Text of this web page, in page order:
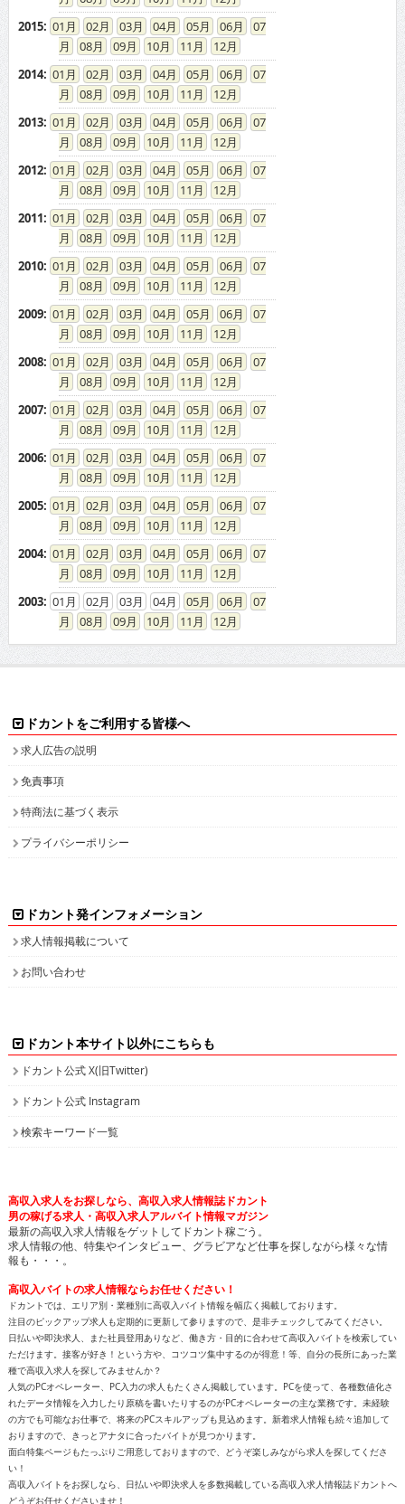
2015: 01 02 03 04 05 06
07
08
09 10 11
12
2014: 01 02 03 04 05 06
07
08
09 10 11
12
2013: 01 02 03 04 05 06
07
08
09 10 11
12
2012: 01 02 03 04 05 06
07
08
09 10 11
12
2011: 01 02 03 04 05 06
07
08
09 10 11
12
2010: 01 02 03 04 05 06
07
08
09 10 11
12
2009: 01 02 03 04 05 06
07
08
09 10 11
12
2008: 01 02 03 04 05 06
07
08
09 10 11
12
2007: 01 02 03 04 05 06
07
08
09 10 11
12
2006: 01 02 03 04 05 06
07
08
09 10 11
12
2005: 01 02 03 04 05 06
07
08
09 10 11
12
2004: 01 02 03 04 05 06
07
08
09 10 11
12
2003: 01 02 03 04 05 06
07
08
09 10 11 12
ドカントをご利用する皆様へ
求人広告の説明
免責事項
特商法に基づく表示
プライバシーポリシー
ドカント発インフォメーション
求人情報掲載について
お問い合わせ
ドカント本サイト以外にこちらも
ドカント公式 X(旧Twitter)
ドカント公式 Instagram
検索キーワード一覧
高収入求人をお探しなら、高収入求人情報誌ドカント
男の稼げる求人・高収入求人アルバイト情報マガジン
最新の高収入求人情報をゲットしてドカント稼ごう。
求人情報の他、特集やインタビュー、グラビアなど仕事を探しながら様々な情
報も・・・。
高収入バイトの求人情報ならお任せください！
ドカントでは、エリア別・業種別に高収入バイト情報を幅広く掲載しております。
注目のピックアップ求人も定期的に更新して参りますので、是非チェックしてみてください。
日払いや即決求人、また社員登用ありなど、働き方・目的に合わせて高収入バイトを検索してい
ただけます。接客が好き！という方や、コツコツ集中するのが得意！等、自分の長所にあった業
種で高収入求人を探してみませんか？
人気のPCオペレーター、PC入力の求人もたくさん掲載しています。PCを使って、各種数値化さ
れたデータ情報を入力したり原稿を書いたりするのがPCオペレーターの主な業務です。未経験
の方でも可能なお仕事で、将来のPCスキルアップも見込めます。新着求人情報も続々追加して
おりますので、きっとアナタに合ったバイトが見つかります。
面白特集ページもたっぷりご用意しておりますので、どうぞ楽しみながら求人を探してくださ
い！
高収入バイトをお探しなら、日払いや即決求人を多数掲載している高収入求人情報誌ドカントへ
どうぞお任せくださいませ！